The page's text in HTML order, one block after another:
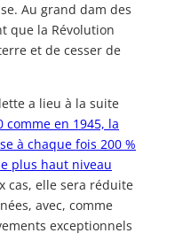
Au grand dam des
que la Révolution
et de cesser de
a lieu à la suite
comme en 1945, la
à chaque fois 200 %
plus haut niveau
cas, elle sera réduite
avec, comme
exceptionnels